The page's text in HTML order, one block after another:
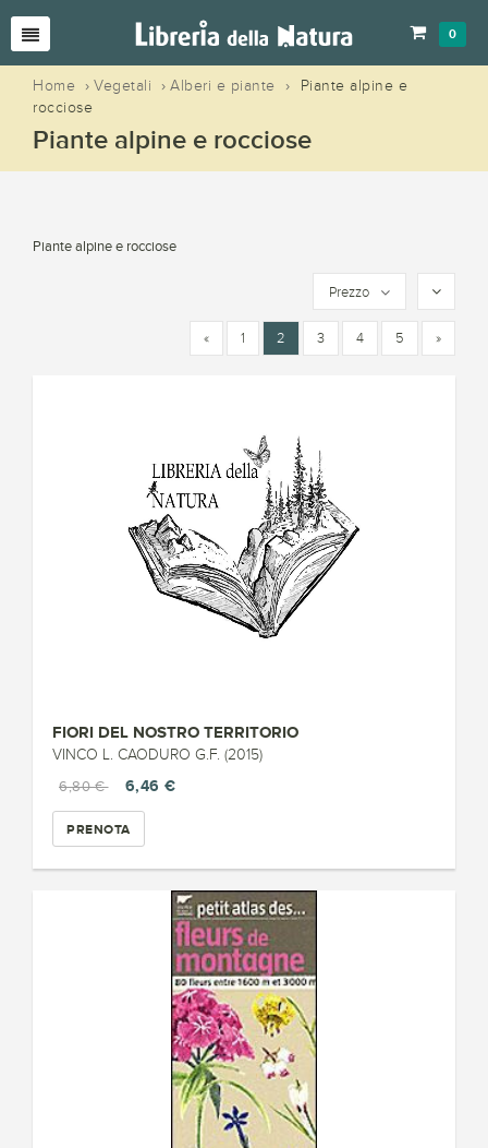
0
Home › Vegetali › Alberi e piante ›
Piante alpine e
rocciose
Piante alpine e rocciose
Piante alpine e rocciose
Prezzo
« 1 2 3 4 5 »
FIORI DEL NOSTRO TERRITORIO
VINCO L. CAODURO G.F. (2015)
6,80 €
6,46 €
PRENOTA